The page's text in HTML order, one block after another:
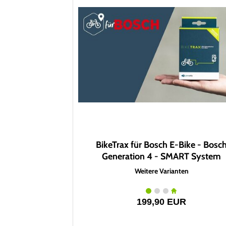
BikeTrax für Bosch E-Bike -
Generation 4 - SMART System
Weitere Varianten
199,90 EUR